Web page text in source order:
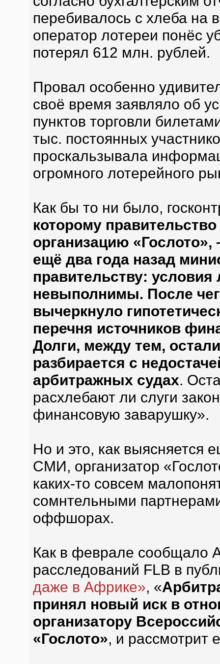
перебивалось с хлеба на
оператор лотереи понёс
потерял 612 млн. рублей.
Провал особенно
своё время заявляло об
пунктов торговли
тыс. постоянных
проскальзывала
огромного лотерейного
Как бы то ни было,
которому
организацию
ещё два года назад
правительству: условия
невыполнимы. После
вычеркнуло
перечня источников
Долги, между тем,
разбирается с
арбитражных судах.
расхлебают ли слуги
финансовую заварушку».
Но и это, как выясняется
СМИ, организатор
каких-то совсем
сомнтельными
оффшорах.
Как в феврале сообщало
расследований FLB в
даже в Африке», «
принял новый иск в
организатору
«Гослото», и рассмотрит